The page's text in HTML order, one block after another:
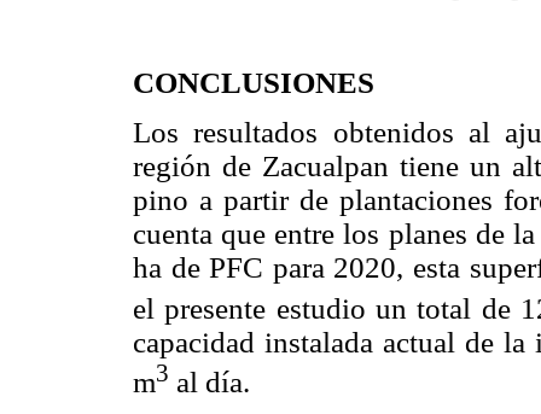
CONCLUSIONES
Los resultados obtenidos al
región de Zacualpan tiene un
pino a partir de plantaciones
cuenta que entre los planes de
ha de PFC para 2020, esta
el presente estudio un total de
capacidad instalada actual de
m3 al día.